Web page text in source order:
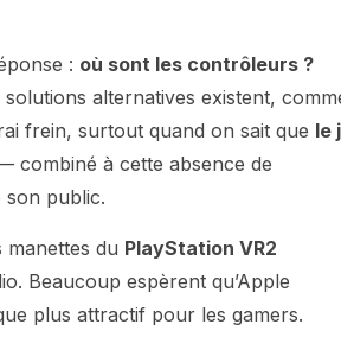
: où sont les contrôleurs ?
alternatives existent,
frein, surtout quand on sait que le
combiné à cette absence de
son public.
du PlayStation VR2
Beaucoup espèrent qu’Apple
plus attractif pour les gamers.